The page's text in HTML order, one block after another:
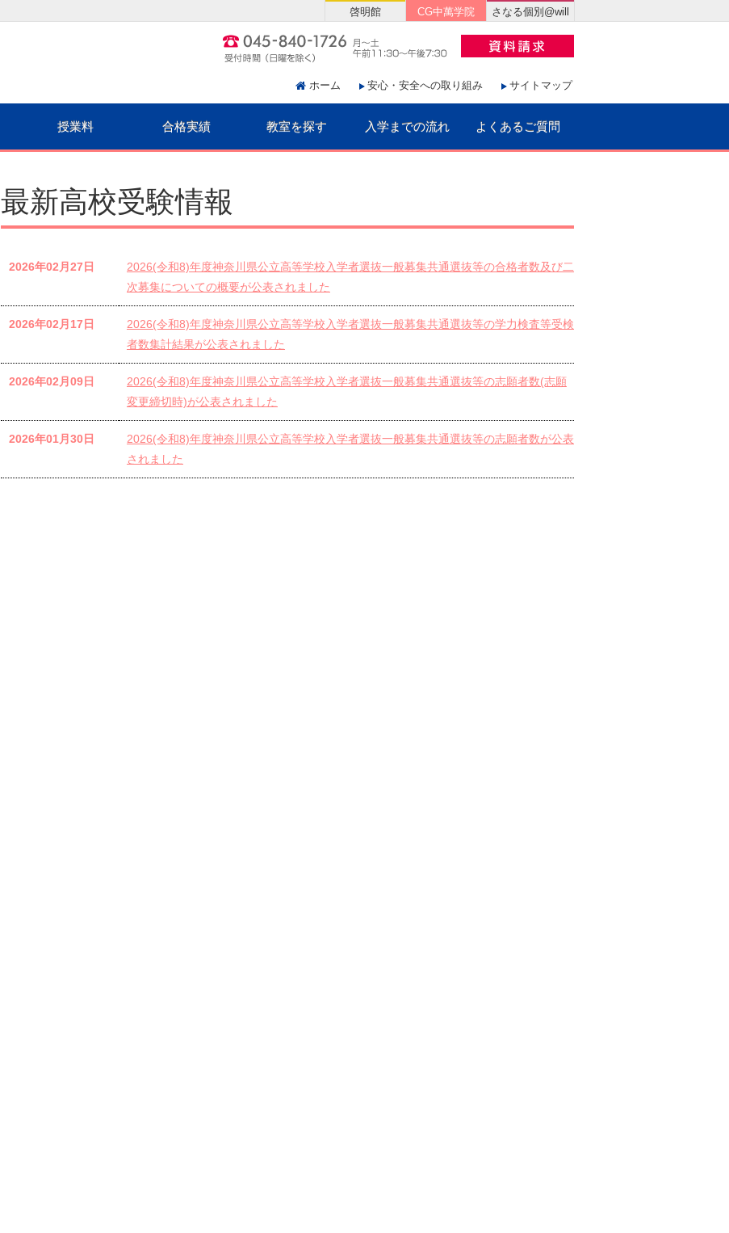
ホーム 安心・安全への取り組み サイトマップ
授業料 合格実績 教室を探す 入学までの流れ よくあるご質問
啓明館 CG中萬学院 さなる個別@will
最新高校受験情報
2026年02月27日
2026(令和8)年度神奈川県公立高等学校入学者選抜一般募集共通選抜等の合格者数及び二
次募集についての概要が公表されました
2026年02月17日
2026(令和8)年度神奈川県公立高等学校入学者選抜一般募集共通選抜等の学力検査等受検
者数集計結果が公表されました
2026年02月09日
2026(令和8)年度神奈川県公立高等学校入学者選抜一般募集共通選抜等の志願者数(志願
変更締切時)が公表されました
2026年01月30日
2026(令和8)年度神奈川県公立高等学校入学者選抜一般募集共通選抜等の志願者数が公表
されました